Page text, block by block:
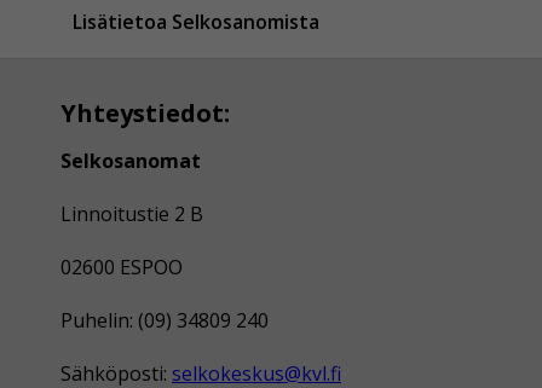
Lisätietoa Selkosanomista
Yhteystiedot:
Selkosanomat
Linnoitustie 2 B
02600 ESPOO
Puhelin: (09) 34809 240
Sähköposti: selkokeskus@kvl.fi